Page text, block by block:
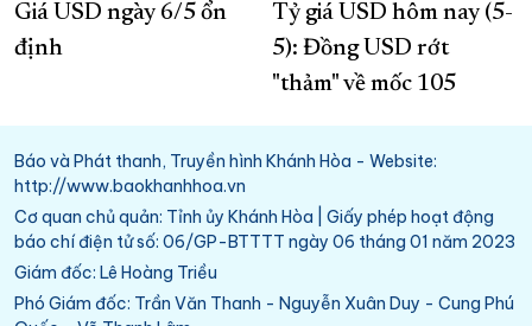
Giá USD ngày 6/5 ổn
định
Tỷ giá USD hôm nay (5-
5): Đồng USD rớt
"thảm" về mốc 105
Báo và Phát thanh, Truyền hình Khánh Hòa - Website:
http://www.baokhanhhoa.vn
Cơ quan chủ quản: Tỉnh ủy Khánh Hòa | Giấy phép hoạt động
báo chí điện tử số: 06/GP-BTTTT ngày 06 tháng 01 năm 2023
Giám đốc: Lê Hoàng Triều
Phó Giám đốc: Trần Văn Thanh - Nguyễn Xuân Duy - Cung Phú